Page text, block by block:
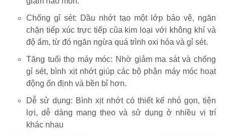
Chống gỉ sét: Dầu nhớt tạo một lớp bảo vệ, ngăn
chặn tiếp xúc trực tiếp của kim loại với không khí và
độ ẩm, từ đó ngăn ngừa quá trình oxi hóa và gỉ sét.
Tăng tuổi thọ máy móc: Nhờ giảm ma sát và chống
gỉ sét, bình xịt nhớt giúp các bộ phận máy móc hoạt
động ổn định và bền bỉ hơn.
Dễ sử dụng: Bình xịt nhớt có thiết kế nhỏ gọn, tiện
lợi, dễ dàng mang theo và sử dụng ở nhiều vị trí
khác nhau